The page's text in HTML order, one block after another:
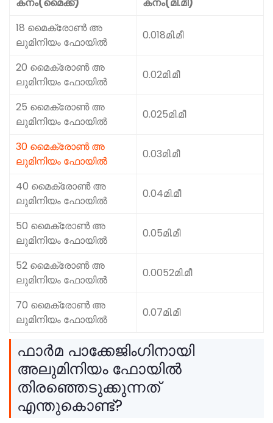
18 മൈക്രോൺ അ
ലുമിനിയം ഫോയിൽ
0.018മി.മീ
20 മൈക്രോൺ അ
ലുമിനിയം ഫോയിൽ
0.02മി.മീ
25 മൈക്രോൺ അ
ലുമിനിയം ഫോയിൽ
0.025മി.മീ
30 മൈക്രോൺ അ
ലുമിനിയം ഫോയിൽ
0.03മി.മീ
40 മൈക്രോൺ അ
ലുമിനിയം ഫോയിൽ
0.04മി.മീ
50 മൈക്രോൺ അ
ലുമിനിയം ഫോയിൽ
0.05മി.മീ
52 മൈക്രോൺ അ
ലുമിനിയം ഫോയിൽ
0.0052മി.മീ
70 മൈക്രോൺ അ
ലുമിനിയം ഫോയിൽ
0.07മി.മീ
ഫാർമ പാക്കേജിംഗിനായി
അലുമിനിയം ഫോയിൽ
തിരഞ്ഞെടുക്കുന്നത്
എന്തുകൊണ്ട്?